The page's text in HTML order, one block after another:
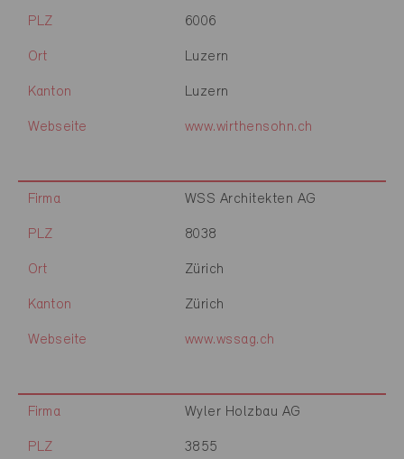
PLZ 6006
Ort Luzern
Kanton Luzern
Webseite www.wirthensohn.ch
Firma WSS Architekten AG
PLZ 8038
Ort Zürich
Kanton Zürich
Webseite www.wssag.ch
Firma Wyler Holzbau AG
PLZ 3855